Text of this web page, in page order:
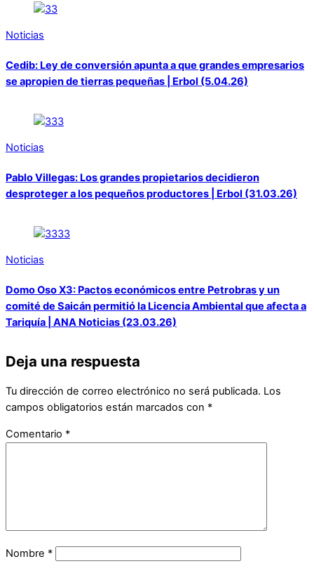
Noticias
Cedib: Ley de conversión apunta a que grandes empresarios
se apropien de tierras pequeñas | Erbol (5.04.26)
Noticias
Pablo Villegas: Los grandes propietarios decidieron
desproteger a los pequeños productores | Erbol (31.03.26)
Noticias
Domo Oso X3: Pactos económicos entre Petrobras y un
comité de Saicán permitió la Licencia Ambiental que afecta a
Tariquía | ANA Noticias (23.03.26)
Deja una respuesta
Tu dirección de correo electrónico no será publicada. Los
campos obligatorios están marcados con *
Comentario *
Nombre *